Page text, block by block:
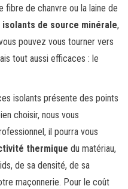
fibre de chanvre ou la laine de
isolants de source minérale,
pouvez vous tourner vers
tout aussi efficaces : le
isolants présente des points
choisir, nous vous
il pourra vous
thermique du matériau,
de sa densité, de sa
maçonnerie. Pour le coût